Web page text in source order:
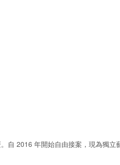
自 2016 年開始自由接案，現為獨立